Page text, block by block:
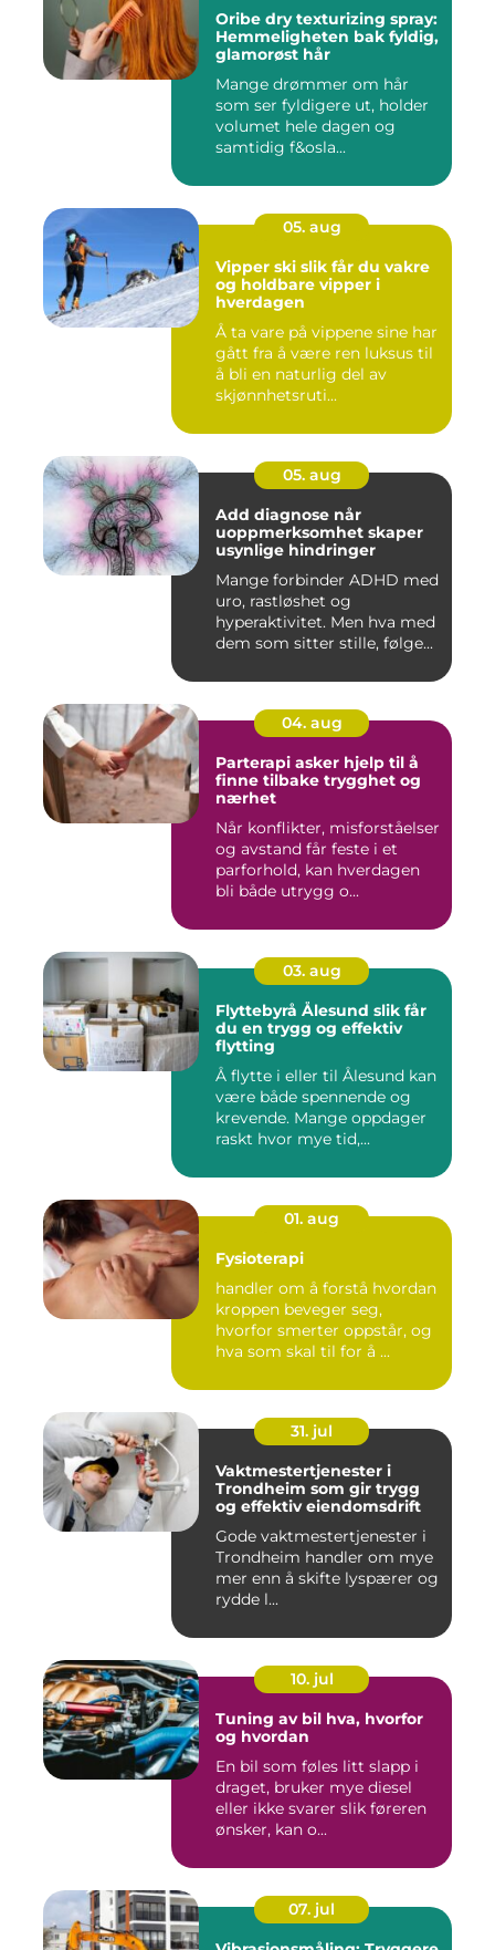
Oribe dry texturizing spray:
Hemmeligheten bak fyldig,
glamorøst hår
Mange drømmer om hår
som ser fyldigere ut, holder
volumet hele dagen og
samtidig f&osla...
05. aug
Vipper ski slik får du vakre
og holdbare vipper i
hverdagen
Å ta vare på vippene sine har
gått fra å være ren luksus til
å bli en naturlig del av
skjønnhetsruti...
05. aug
Add diagnose når
uoppmerksomhet skaper
usynlige hindringer
Mange forbinder ADHD med
uro, rastløshet og
hyperaktivitet. Men hva med
dem som sitter stille, følge...
04. aug
Parterapi asker hjelp til å
finne tilbake trygghet og
nærhet
Når konflikter, misforståelser
og avstand får feste i et
parforhold, kan hverdagen
bli både utrygg o...
03. aug
Flyttebyrå Ålesund slik får
du en trygg og effektiv
flytting
Å flytte i eller til Ålesund kan
være både spennende og
krevende. Mange oppdager
raskt hvor mye tid,...
01. aug
Fysioterapi
handler om å forstå hvordan
kroppen beveger seg,
hvorfor smerter oppstår, og
hva som skal til for å ...
31. jul
Vaktmestertjenester i
Trondheim som gir trygg
og effektiv eiendomsdrift
Gode vaktmestertjenester i
Trondheim handler om mye
mer enn å skifte lyspærer og
rydde l...
10. jul
Tuning av bil hva, hvorfor
og hvordan
En bil som føles litt slapp i
draget, bruker mye diesel
eller ikke svarer slik føreren
ønsker, kan o...
07. jul